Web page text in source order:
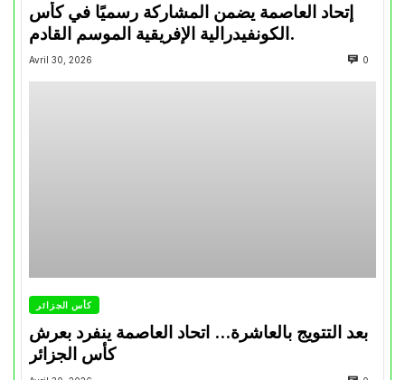
إتحاد العاصمة يضمن المشاركة رسميًا في كأس
الكونفيدرالية الإفريقية الموسم القادم.
Avril 30, 2026 0
كأس الجزائر
بعد التتويج بالعاشرة… اتحاد العاصمة ينفرد بعرش
كأس الجزائر